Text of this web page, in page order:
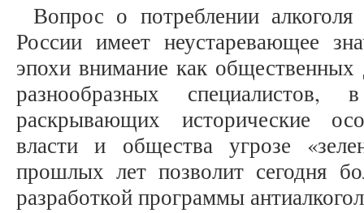
Вопрос о потреблении
России имеет неустаревающее
эпохи внимание как общественных
разнообразных
раскрывающих исторические
власти и общества угрозе
прошлых лет позволит сегодня
разработкой программы